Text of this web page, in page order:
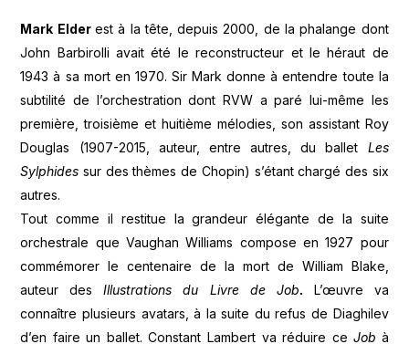
Mark Elder est à la tête, depuis 2000, de la phalange dont
John Barbirolli avait été le reconstructeur et le héraut de
1943 à sa mort en 1970. Sir Mark donne à entendre toute la
subtilité de l’orchestration dont RVW a paré lui-même les
première, troisième et huitième mélodies, son assistant Roy
Douglas (1907-2015, auteur, entre autres, du ballet Les
Sylphides sur des thèmes de Chopin) s’étant chargé des six
autres.
Tout comme il restitue la grandeur élégante de la suite
orchestrale que Vaughan Williams compose en 1927 pour
commémorer le centenaire de la mort de William Blake,
auteur desIllustrations du Livre de Job. L’œuvre va
connaître plusieurs avatars, à la suite du refus de Diaghilev
d’en faire un ballet. Constant Lambert va réduire ceJob à